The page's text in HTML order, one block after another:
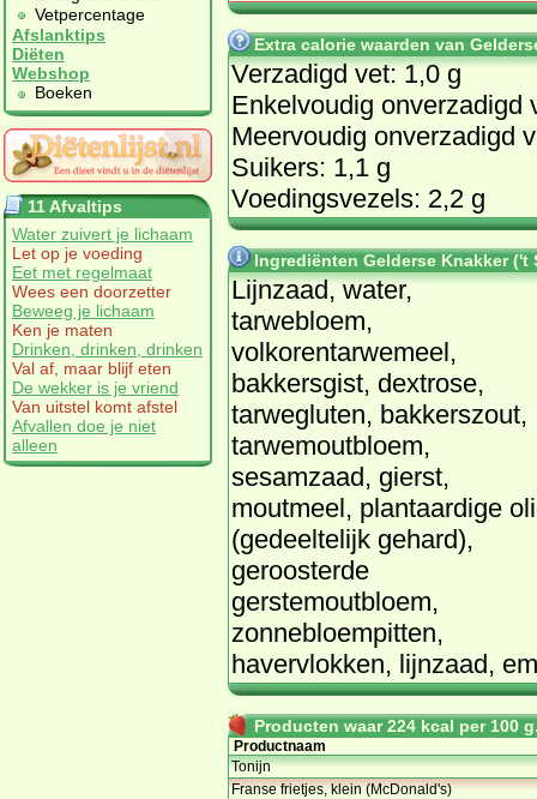
Vetpercentage
Afslanktips
Diëten
Webshop
Boeken
11 Afvaltips
Water zuivert je lichaam
Let op je voeding
Eet met regelmaat
Wees een doorzetter
Beweeg je lichaam
Ken je maten
Drinken, drinken, drinken
Val af, maar blijf eten
De wekker is je vriend
Van uitstel komt afstel
Afvallen doe je niet
alleen
Extra calorie waarden van
Verzadigd vet: 1,0 g
Enkelvoudig onverzadigd
Meervoudig onverzadigd
Suikers: 1,1 g
Voedingsvezels: 2,2 g
Ingrediënten Gelderse Knakker ('t
Lijnzaad, water,
tarwebloem,
volkorentarwemeel,
bakkersgist, dextrose,
tarwegluten, bakkerszout,
tarwemoutbloem,
sesamzaad, gierst,
moutmeel, plantaardige
(gedeeltelijk gehard),
geroosterde
gerstemoutbloem,
zonnebloempitten,
havervlokken, lijnzaad,
Producten waar 224 kcal per 100
Productnaam
Tonijn
Franse frietjes, klein (McDonald's)